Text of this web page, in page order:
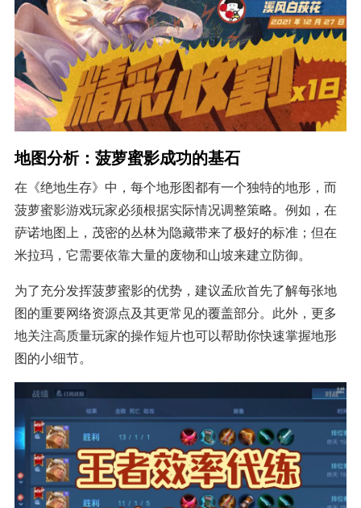
地图分析：菠萝蜜影成功的基石
在《绝地生存》中，每个地形图都有一个独特的地形，而
菠萝蜜影游戏玩家必须根据实际情况调整策略。例如，在
萨诺地图上，茂密的丛林为隐藏带来了极好的标准；但在
米拉玛，它需要依靠大量的废物和山坡来建立防御。
为了充分发挥菠萝蜜影的优势，建议孟欣首先了解每张地
图的重要网络资源点及其更常见的覆盖部分。此外，更多
地关注高质量玩家的操作短片也可以帮助你快速掌握地形
图的小细节。